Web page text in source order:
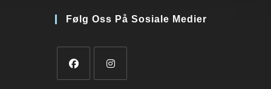
Følg Oss På Sosiale Medier